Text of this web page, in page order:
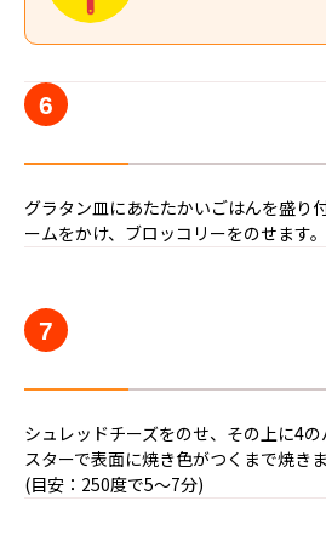
6
グラタン皿にあたたかいごはんを盛り
ームをかけ、ブロッコリーをのせます。
7
シュレッドチーズをのせ、その上に4
スターで表面に焼き色がつくまで焼きま
(目安：250度で5〜7分)